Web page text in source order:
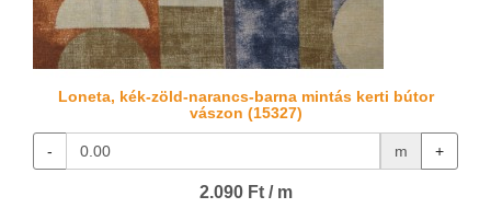
Loneta, kék-zöld-narancs-barna mintás kerti bútor
vászon (15327)
- m +
2.090 Ft / m